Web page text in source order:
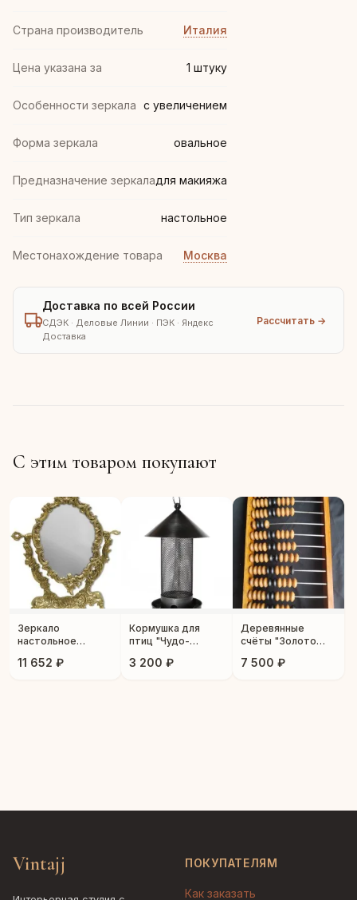
Страна производитель Италия
Цена указана за 1 штуку
Особенности зеркала с увеличением
Форма зеркала овальное
Предназначение зеркаладля макияжа
Тип зеркала настольное
Местонахождение товара Москва
Доставка по всей России
СДЭК · Деловые Линии · ПЭК · Яндекс
Доставка
Рассчитать →
С этим товаром покупают
Зеркало
настольное
11 652 ₽
Кормушка для
птиц "Чудо-
3 200 ₽
Деревянные
счёты "Золото
7 500 ₽
Vintajj ПОКУПАТЕЛЯМ
Как заказать